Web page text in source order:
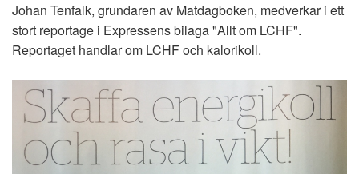
Johan Tenfalk, grundaren av Matdagboken, medverkar i ett
stort reportage i Expressens bilaga "Allt om LCHF".
Reportaget handlar om LCHF och kalorikoll.